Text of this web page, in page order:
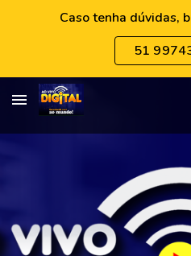
Caso tenha dúvidas,
51